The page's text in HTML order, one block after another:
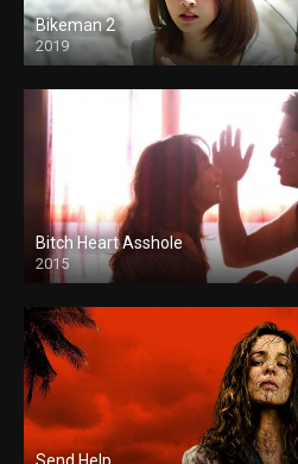
Bikeman 2
2019
Bitch Heart Asshole
2015